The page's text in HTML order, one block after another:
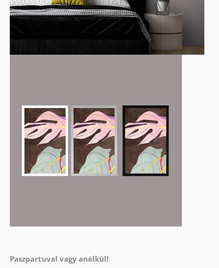
Paszpartuval vagy anélkül!